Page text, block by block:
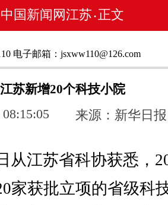
中国新闻网江苏 • 正文
电子邮箱：jsxww110@126.com
江苏新增20个科技小院
来源：新华日报
江苏省科协获悉，
家获批立项的省级科